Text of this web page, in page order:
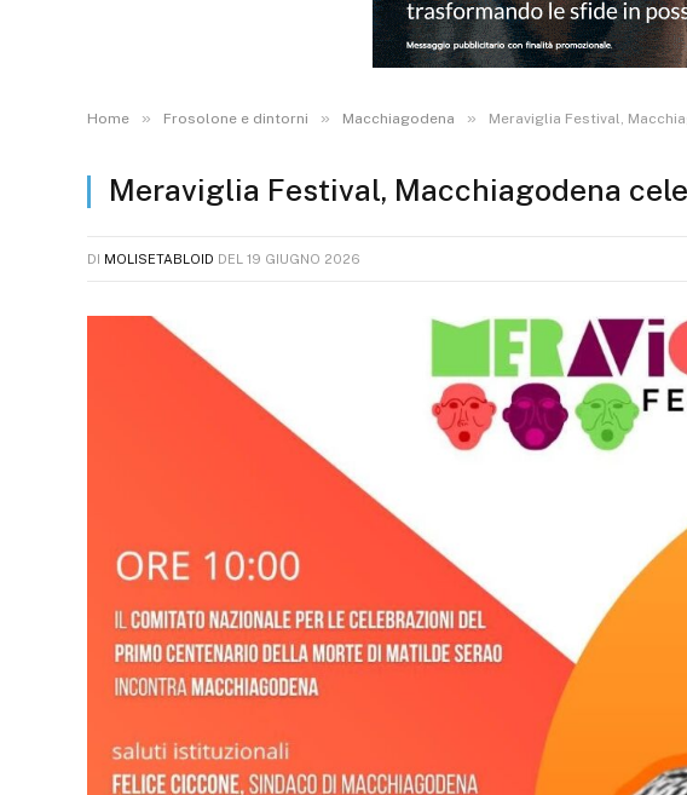
Home » Frosolone e dintorni » Macchiagodena » Meraviglia Festival,
Meraviglia Festival, Macchiagodena
DI MOLISETABLOID DEL 19 GIUGNO 2026